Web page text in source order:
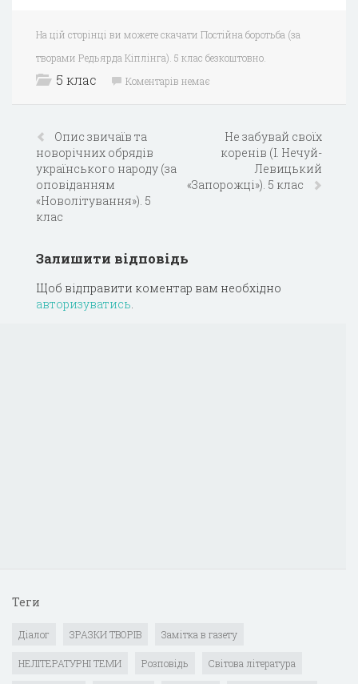
На цій сторінці ви можете скачати Постійна боротьба (за
творами Редьярда Кіплінга). 5 клас безкоштовно.
5 клас Коментарів немає
Опис звичаїв та
новорічних обрядів
українського народу (за
оповіданням
«Новолітування»). 5
клас
Не забувай своїх
коренів (І. Нечуй-
Левицький
«Запорожці»). 5 клас
Залишити відповідь
Щоб відправити коментар вам необхідно
авторизуватись.
Теги
Діалог ЗРАЗКИ ТВОРІВ Замітка в газету
НЕЛІТЕРАТУРНІ ТЕМИ Розповідь Світова література